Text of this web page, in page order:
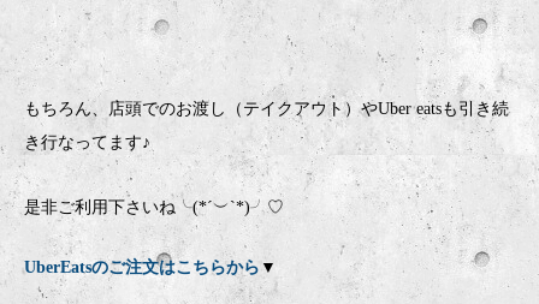
もちろん、店頭でのお渡し（テイクアウト）やUber eatsも引き続
き行なってます♪
是非ご利用下さいね╰(*´︶`*)╯♡
UberEatsのご注文はこちらから ▼